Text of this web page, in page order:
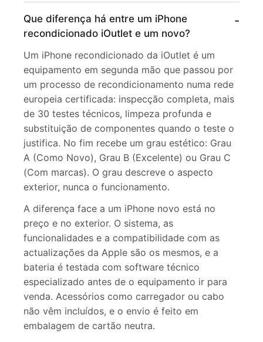
Que diferença há entre um iPhone
recondicionado iOutlet e um novo?
Um iPhone recondicionado da iOutlet é um
equipamento em segunda mão que passou por
um processo de recondicionamento numa rede
europeia certificada: inspecção completa, mais
de 30 testes técnicos, limpeza profunda e
substituição de componentes quando o teste o
justifica. No fim recebe um grau estético: Grau
A (Como Novo), Grau B (Excelente) ou Grau C
(Com marcas). O grau descreve o aspecto
exterior, nunca o funcionamento.
A diferença face a um iPhone novo está no
preço e no exterior. O sistema, as
funcionalidades e a compatibilidade com as
actualizações da Apple são os mesmos, e a
bateria é testada com software técnico
especializado antes de o equipamento ir para
venda. Acessórios como carregador ou cabo
não vêm incluídos, e o envio é feito em
embalagem de cartão neutra.